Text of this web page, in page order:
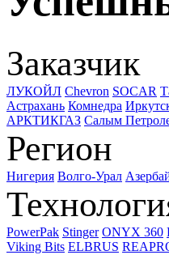
Заказчик
ЛУКОЙЛ Chevron SOCAR
Астрахань Комнедра
АРКТИКГАЗ Салым
Регион
Нигерия Волго-Урал
PowerPak Stinger ONYX 360
Viking Bits ELBRUS